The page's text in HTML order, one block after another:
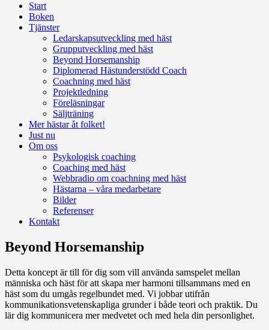
Start
Boken
Tjänster
Ledarskapsutveckling med häst
Grupputveckling med häst
Beyond Horsemanship
Diplomerad Hästunderstödd Coach
Coachning med häst
Projektledning
Föreläsningar
Säljträning
Mer hästar åt folket!
Just nu
Om oss
Psykologisk coaching
Coaching med häst
Webbradio om coachning med häst
Hästarna – våra medarbetare
Bilder
Referenser
Kontakt
Beyond Horsemanship
Detta koncept är till för dig som vill använda samspelet mellan
människa och häst för att skapa mer harmoni tillsammans med en
häst som du umgås regelbundet med. Vi jobbar utifrån
kommunikationsvetenskapliga grunder i både teori och praktik. Du
lär dig kommunicera mer medvetet och med hela din personlighet.